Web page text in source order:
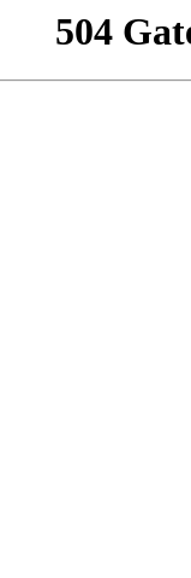
504